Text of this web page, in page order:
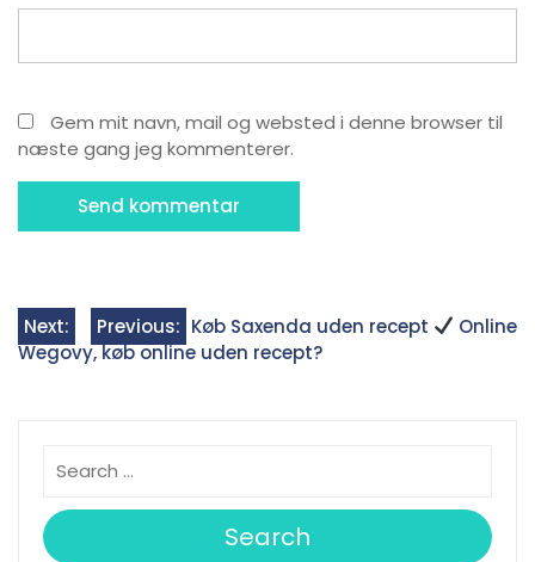
Gem mit navn, mail og websted i denne browser til
næste gang jeg kommenterer.
Indlægsnavigation
Previous: Køb Saxenda uden recept Online
Next:
Wegovy, køb online uden recept?
Search